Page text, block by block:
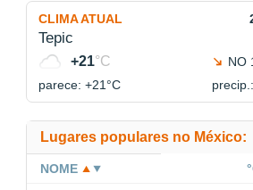
CLIMA ATUAL
Tepic
+21°C
NO
parece: +21°C
Lugares populares no México:
NOME